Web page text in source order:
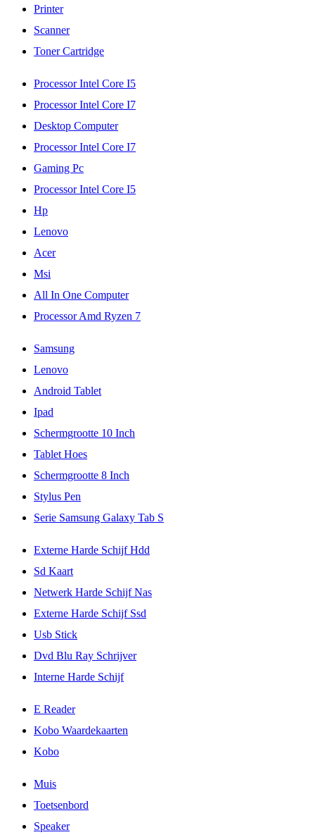
Printer
Scanner
Toner Cartridge
Processor Intel Core I5
Processor Intel Core I7
Desktop Computer
Processor Intel Core I7
Gaming Pc
Processor Intel Core I5
Hp
Lenovo
Acer
Msi
All In One Computer
Processor Amd Ryzen 7
Samsung
Lenovo
Android Tablet
Ipad
Schermgrootte 10 Inch
Tablet Hoes
Schermgrootte 8 Inch
Stylus Pen
Serie Samsung Galaxy Tab S
Externe Harde Schijf Hdd
Sd Kaart
Netwerk Harde Schijf Nas
Externe Harde Schijf Ssd
Usb Stick
Dvd Blu Ray Schrijver
Interne Harde Schijf
E Reader
Kobo Waardekaarten
Kobo
Muis
Toetsenbord
Speaker